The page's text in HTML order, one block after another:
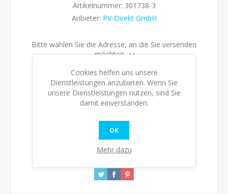
Artikelnummer: 301738-3
Anbieter: PV-Direkt GmbH
Bitte wählen Sie die Adresse, an die Sie versenden
möchten
Verfügbarkeit: Auf Lager
KAUFEN
Cookies helfen uns unsere
Dienstleistungen anzubieten. Wenn Sie
unsere Dienstleistungen nutzen, sind Sie
damit einverstanden.
OK
Mehr dazu